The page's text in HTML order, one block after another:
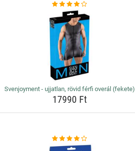
Svenjoyment - ujjatlan, rövid férfi overál (fekete)
17990 Ft